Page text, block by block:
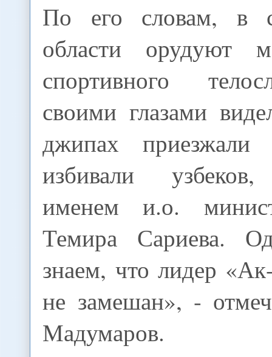
По его словам, в
области орудуют
спортивного
своими глазами
джипах
избивали
именем и.о.
Темира Сариева.
знаем, что лидер
не замешан», -
Мадумаров.